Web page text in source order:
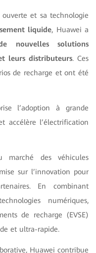
ouverte et sa technologie
liquide, Huawei a
nouvelles solutions
leurs distributeurs. Ces
de recharge et ont été
l’adoption à grande
accélère l’électrification
marché des véhicules
sur l’innovation pour
En combinant
numériques,
de recharge (EVSE)
et ultra-rapide.
Huawei contribue